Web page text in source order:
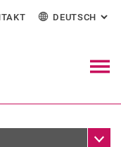
direkt zu: Inhalt
direkt zu: Suche
direkt zu:
Link in einem
Öffentlichkeit
suchen
DEUTSCH :